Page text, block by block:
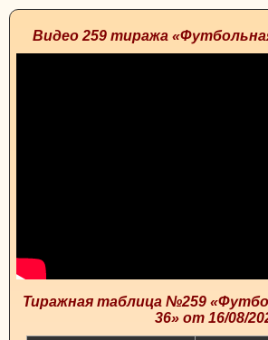
Видео 259 тиража
Тиражная таблица №259
36» от 16/08/